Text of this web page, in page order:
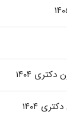
۱۴۰۴
۱۴۰۴